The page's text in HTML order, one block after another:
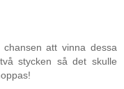
att vinna dessa
stycken så det skulle